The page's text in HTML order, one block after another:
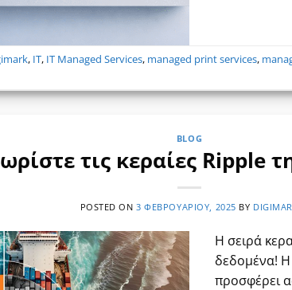
, IT, IT Managed Services, managed print services,
BLOG
τις κεραίες Ripple
POSTED ON3 ΦΕΒΡΟΥΑΡΊΟΥ, 2025 BY
Η σειρά
δεδομένα! Η
προσφέρει